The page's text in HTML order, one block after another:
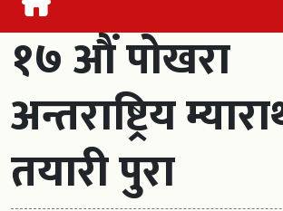
१७ औं पोखरा
अन्तराष्ट्रिय
तयारी पुरा